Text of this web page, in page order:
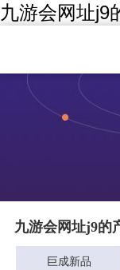
九游会网址j9
九游会网址j9的
巨成新品